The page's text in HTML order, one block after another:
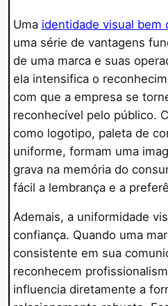
Uma identidade visual bem
uma série de vantagens
de uma marca e suas
ela intensifica o
com que a empresa se
reconhecível pelo público.
como logotipo, paleta de
uniforme, formam uma
grava na memória do
fácil a lembrança e a
Ademais, a uniformidade
confiança. Quando uma
consistente em sua
reconhecem
influencia diretamente a